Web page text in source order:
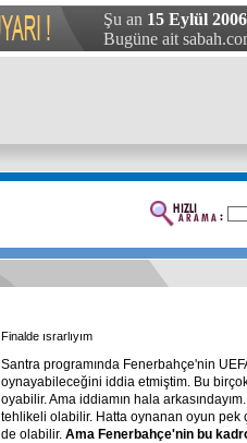
Şu an 15 Eylül
Bugüne ait
Finalde ısrarlıyım
Santra programında Fenerbahçe'nin
oynayabileceğini iddia etmiştim. Bu
oyabilir. Ama iddiamın hala
tehlikeli olabilir. Hatta oynanan oyun pek
de olabilir. Ama Fenerbahçe'nin bu